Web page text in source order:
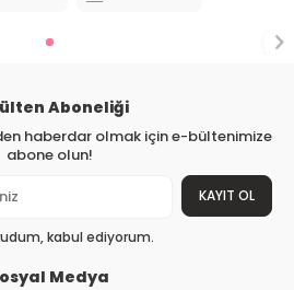
Aboneliği
haberdar olmak için e-bültenimize
abone olun!
KAYIT OL
kabul ediyorum.
Medya